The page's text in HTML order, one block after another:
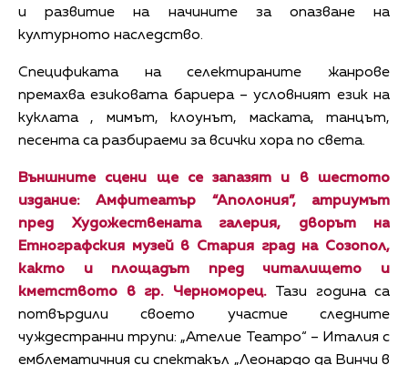
и развитие на начините за опазване на
културното наследство.
Спецификата на селектираните жанрове
премахва езиковата бариера – условният език на
куклата , мимът, клоунът, маската, танцът,
песента са разбираеми за всички хора по света.
Външните сцени ще се запазят и в шестото
издание: Амфитеатър “Аполония”, атриумът
пред Художествената галерия, дворът на
Етнографския музей в Стария град на Созопол,
както и площадът пред читалището и
кметството в гр. Черноморец.Тази година са
потвърдили своето участие следните
чуждестранни трупи: „Ателие Театро“ – Италия с
емблематичния си спектакъл „Леонардо да Винчи в